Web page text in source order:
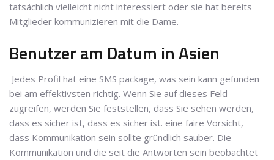
tatsächlich vielleicht nicht interessiert oder sie hat bereits
Mitglieder kommunizieren mit die Dame.
Benutzer am Datum in Asien
Jedes Profil hat eine SMS package, was sein kann gefunden
bei am effektivsten richtig. Wenn Sie auf dieses Feld
zugreifen, werden Sie feststellen, dass Sie sehen werden,
dass es sicher ist, dass es sicher ist. eine faire Vorsicht,
dass Kommunikation sein sollte gründlich sauber. Die
Kommunikation und die seit die Antworten sein beobachtet